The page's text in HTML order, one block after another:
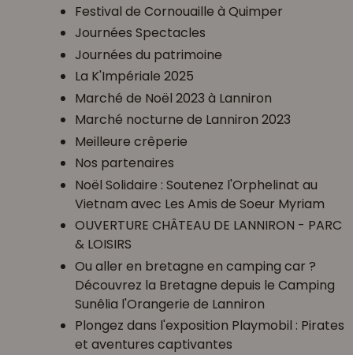
Festival de Cornouaille à Quimper
Journées Spectacles
Journées du patrimoine
La K'Impériale 2025
Marché de Noël 2023 à Lanniron
Marché nocturne de Lanniron 2023
Meilleure crêperie
Nos partenaires
Noël Solidaire : Soutenez l'Orphelinat au
Vietnam avec Les Amis de Soeur Myriam
OUVERTURE CHÂTEAU DE LANNIRON - PARC
& LOISIRS
Ou aller en bretagne en camping car ?
Découvrez la Bretagne depuis le Camping
Sunêlia l'Orangerie de Lanniron
Plongez dans l'exposition Playmobil : Pirates
et aventures captivantes